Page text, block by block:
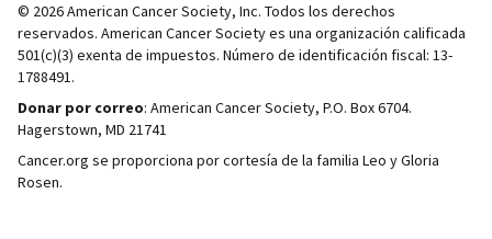
© 2026 American Cancer Society, Inc. Todos los derechos
reservados. American Cancer Society es una organización calificada
501(c)(3) exenta de impuestos. Número de identificación fiscal: 13-
1788491.
Donar por correo: American Cancer Society, P.O. Box 6704.
Hagerstown, MD 21741
Cancer.org se proporciona por cortesía de la familia Leo y Gloria
Rosen.